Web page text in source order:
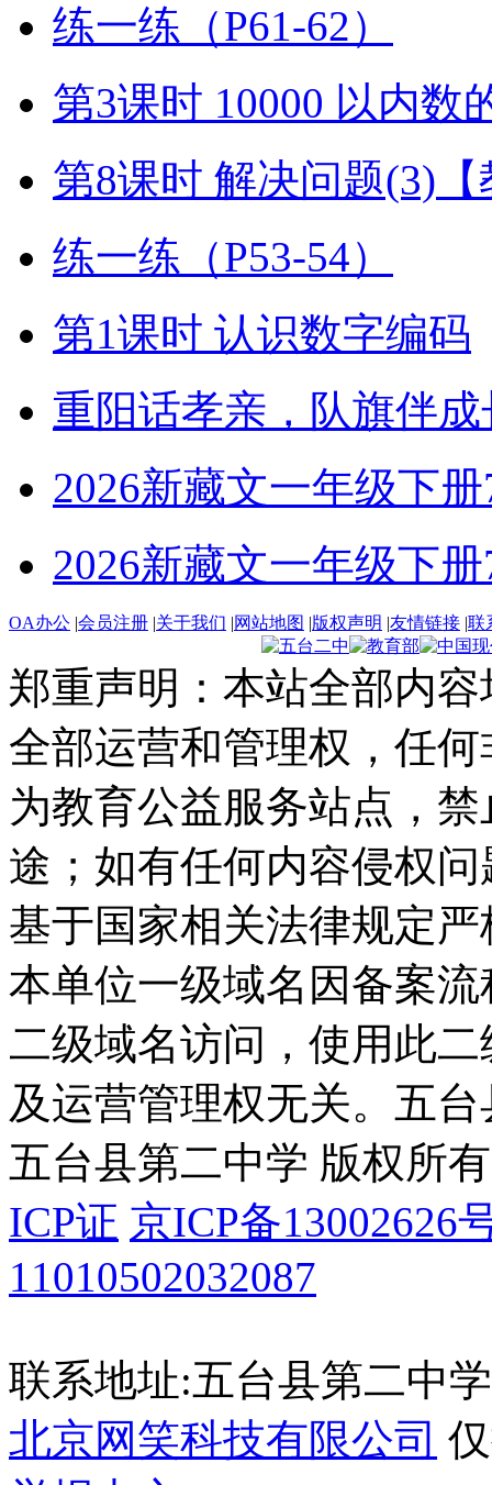
练一练（P61-62）
第3课时 10000 以内数
第8课时 解决问题(3)
练一练（P53-54）
第1课时 认识数字编码
重阳话孝亲，队旗伴成
2026新藏文一年级下册
2026新藏文一年级下册
OA办公 |会员注册 |关于我们 |网站地图 |版权声明 |友情链接 |联
郑重声明：本站全部内
全部运营和管理权，任
为教育公益服务站点，
途；如有任何内容侵权
基于国家相关法律规定
本单位一级域名因备案
二级域名访问，使用此
及运营管理权无关。 五
五台县第二中学 版权所有
ICP证 京ICP备13002626
11010502032087
联系地址:五台县第二中
北京网笑科技有限公司